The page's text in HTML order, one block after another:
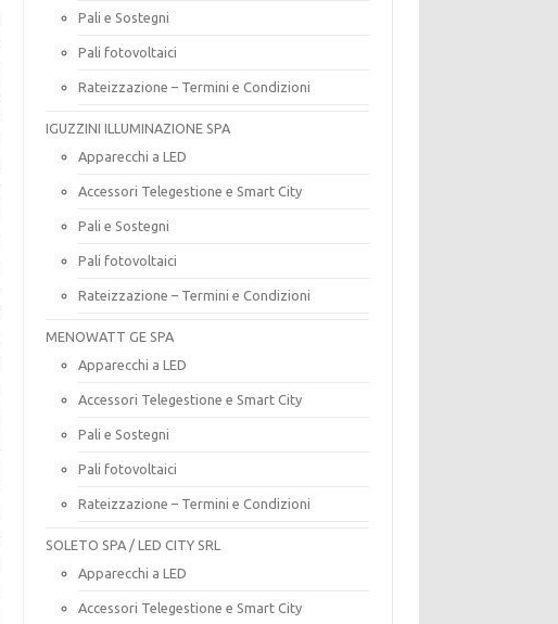
Pali e Sostegni
Pali fotovoltaici
Rateizzazione – Termini e Condizioni
IGUZZINI ILLUMINAZIONE SPA
Apparecchi a LED
Accessori Telegestione e Smart City
Pali e Sostegni
Pali fotovoltaici
Rateizzazione – Termini e Condizioni
MENOWATT GE SPA
Apparecchi a LED
Accessori Telegestione e Smart City
Pali e Sostegni
Pali fotovoltaici
Rateizzazione – Termini e Condizioni
SOLETO SPA / LED CITY SRL
Apparecchi a LED
Accessori Telegestione e Smart City